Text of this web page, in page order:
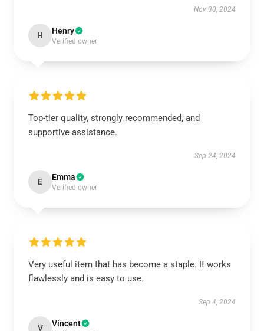
Nov 30, 2024
H Henry
Verified owner
Top-tier quality, strongly recommended, and
supportive assistance.
Sep 24, 2024
E Emma
Verified owner
Very useful item that has become a staple. It works
flawlessly and is easy to use.
Sep 4, 2024
V Vincent